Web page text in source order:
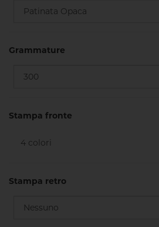
Grammature
Stampa fronte
Stampa retro